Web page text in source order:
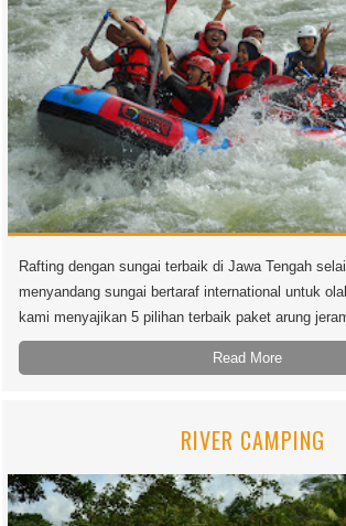
Rafting dengan sungai terbaik di Jawa Tengah
menyandang sungai bertaraf international untuk
kami menyajikan 5 pilihan terbaik paket arung
Read More
RIVER CAMPING